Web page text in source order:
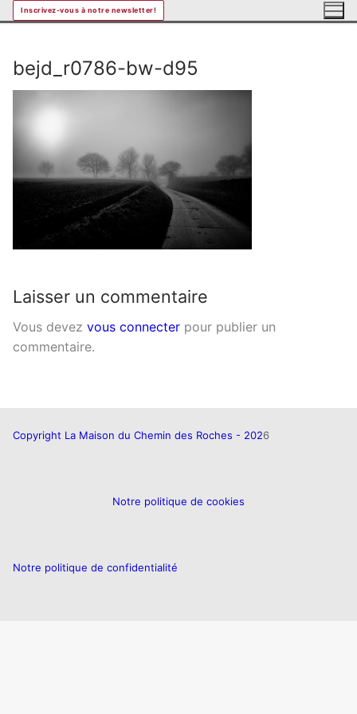
AllerInscrivez-vous à notre newsletter!
bejd_r0786-bw-d95
Laisser un commentaire
Vous devez vous connecter pour publier un
commentaire.
Copyright La Maison du Chemin des Roches - 2026
Notre politique de cookies
Notre politique de confidentialité